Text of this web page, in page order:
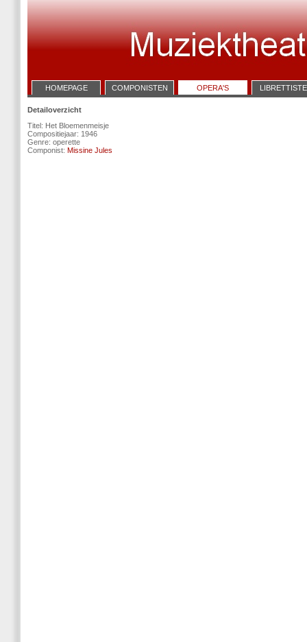
HOMEPAGE COMPONISTEN OPERA'S
Detailoverzicht
Titel: Het Bloemenmeisje
Compositiejaar: 1946
Genre: operette
Componist: Missine Jules